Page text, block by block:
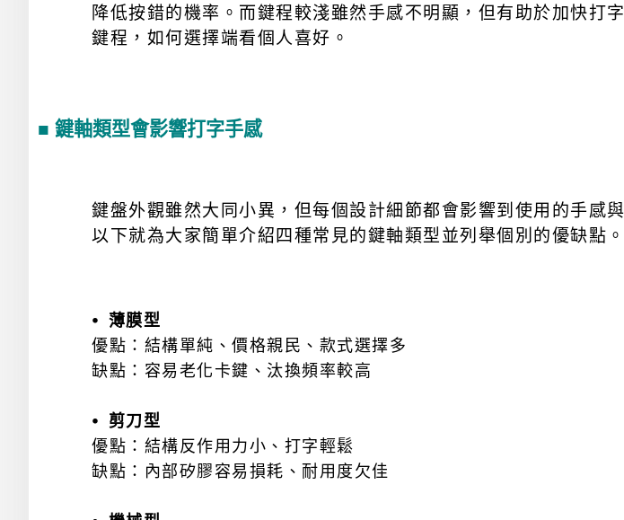
降低按錯的機率。而鍵程較淺雖然手感不明顯，但有助於加快
鍵程，如何選擇端看個人喜好。
■ 鍵軸類型會影響打字手感
鍵盤外觀雖然大同小異，但每個設計細節都會影響到使用的手感
以下就為大家簡單介紹四種常見的鍵軸類型並列舉個別的優缺點。
⦁ 薄膜型
優點：結構單純、價格親民、款式選擇多
缺點：容易老化卡鍵、汰換頻率較高
⦁ 剪刀型
優點：結構反作用力小、打字輕鬆
缺點：內部矽膠容易損耗、耐用度欠佳